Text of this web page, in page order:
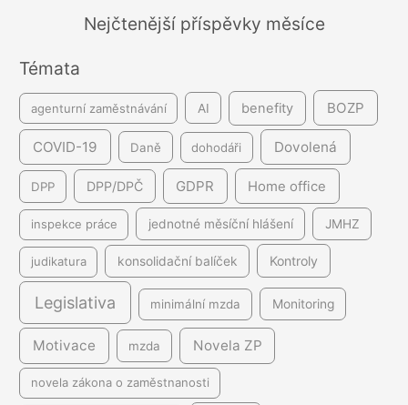
í
Nejčtenější příspěvky měsíce
Témata
agenturní zaměstnávání AI benefity BOZP
COVID-19 Daně dohodáři Dovolená
DPP DPP/DPČ GDPR Home office
inspekce práce jednotné měsíční hlášení JMHZ
judikatura konsolidační balíček Kontroly
Legislativa minimální mzda Monitoring
Motivace mzda Novela ZP
novela zákona o zaměstnanosti